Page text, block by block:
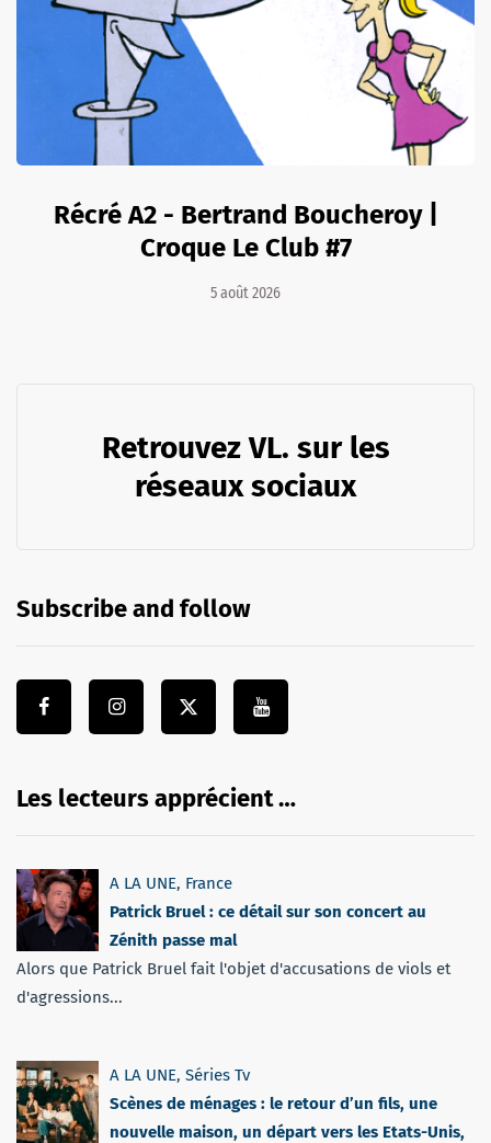
Récré A2 - Bertrand Boucheroy |
Croque Le Club #7
5 août 2026
Retrouvez VL. sur les
réseaux sociaux
Subscribe and follow
Les lecteurs apprécient …
A LA UNE, France
Patrick Bruel : ce détail sur son concert au
Zénith passe mal
Alors que Patrick Bruel fait l'objet d'accusations de viols et
d'agressions...
A LA UNE, Séries Tv
Scènes de ménages : le retour d’un fils, une
nouvelle maison, un départ vers les Etats-Unis,